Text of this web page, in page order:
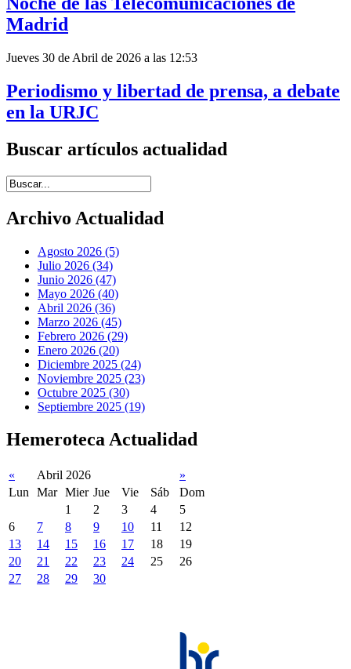
Madrid
Jueves 30 de Abril de 2026 a las 12:53
Periodismo y libertad de prensa, a debate
en la URJC
Buscar artículos actualidad
Introduce términos de búsqueda
Archivo Actualidad
Agosto 2026 (5)
Julio 2026 (34)
Junio 2026 (47)
Mayo 2026 (40)
Abril 2026 (36)
Marzo 2026 (45)
Febrero 2026 (29)
Enero 2026 (20)
Diciembre 2025 (24)
Noviembre 2025 (23)
Octubre 2025 (30)
Septiembre 2025 (19)
Hemeroteca Actualidad
« Abril 2026
»
Lun
Mar Mier Jue Vie Sáb
Dom
1
2 3 4
5
6
7 8 9 10 11
12
13
14 15 16 17 18
19
20
21 22 23 24 25
26
27
28 29 30